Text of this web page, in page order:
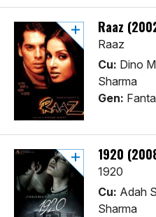
Raaz
Raaz
Cu: Dino
Sharma
Gen:
1920
1920
Cu: Adah
Sharma